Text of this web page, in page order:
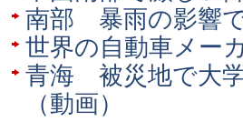
南部 暴雨の影響
世界の自動車メー
青海 被災地で大
（動画）